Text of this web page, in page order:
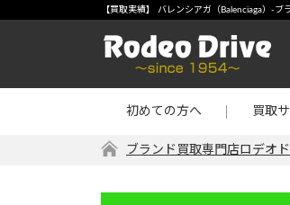
【買取実績】 バレンシアガ（Balenciaga）-
初めての方へ 買取
宅配買取
店頭買取
リターン
ブランド買取専門店ロデオ